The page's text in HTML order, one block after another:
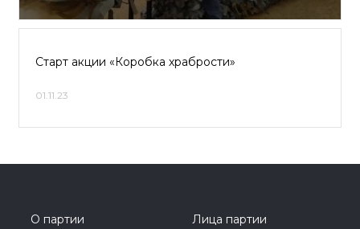
Старт акции «Коробка храбрости»
01.11.23
О партии
Лица партии